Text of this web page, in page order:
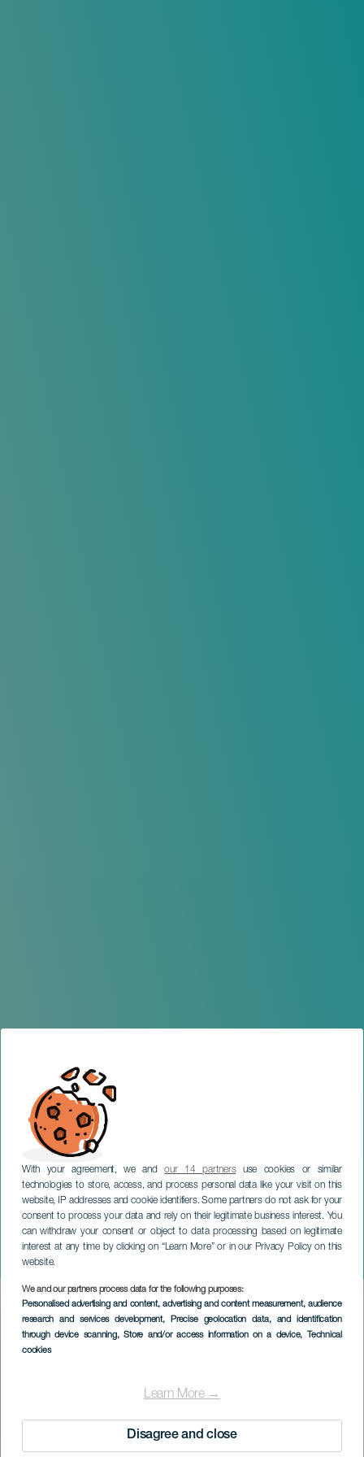
With your agreement, we andour 14 partnersuse cookies or similar
technologies to store, access, and process personal data like your visit on this
website, IP addresses and cookie identifiers. Some partners do not ask for your
consent to process your data and rely on their legitimate business interest. You
can withdraw your consent or object to data processing based on legitimate
interest at any time by clicking on “Learn More” or in our Privacy Policy on this
website.
We and our partners process data for the following purposes:
Personalised advertising and content, advertising and content measurement, audience
research and services development, Precise geolocation data, and identification
through device scanning, Store and/or access information on a device, Technical
cookies
Learn More →
Disagree and close
Fiesta Blend50
GRAN CANARIA
Imagen
Listado